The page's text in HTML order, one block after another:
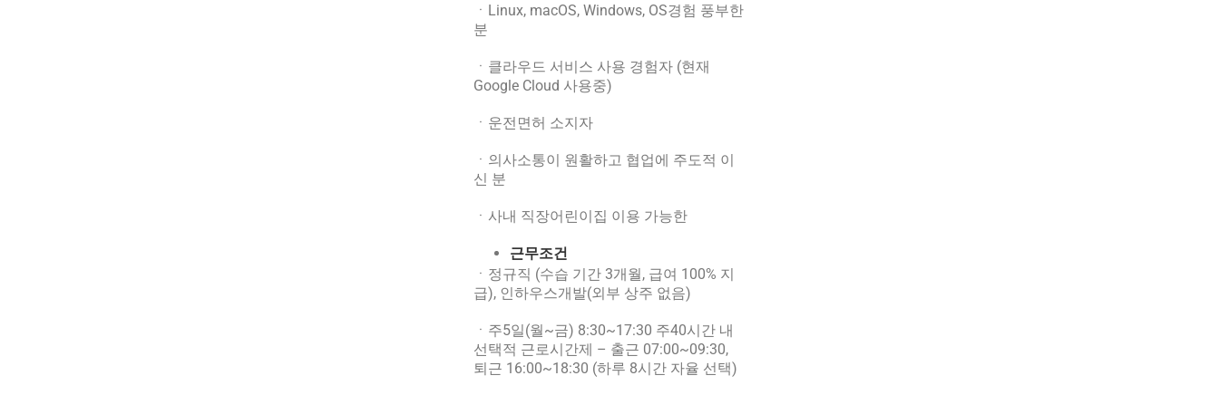
ㆍLinux, macOS, Windows, OS경험 풍부한
분
ㆍ클라우드 서비스 사용 경험자 (현재
Google Cloud 사용중)
ㆍ운전면허 소지자
ㆍ의사소통이 원활하고 협업에 주도적 이
신 분
ㆍ사내 직장어린이집 이용 가능한
근무조건
ㆍ정규직 (수습 기간 3개월, 급여 100% 지
급), 인하우스개발(외부 상주 없음)
ㆍ주5일(월~금) 8:30~17:30 주40시간 내
선택적 근로시간제 – 출근 07:00~09:30,
퇴근 16:00~18:30 (하루 8시간 자율 선택)